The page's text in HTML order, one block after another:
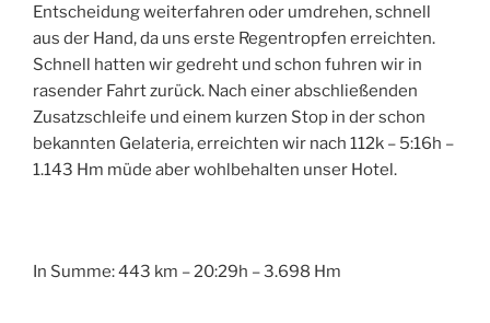
Entscheidung weiterfahren oder umdrehen, schnell
aus der Hand, da uns erste Regentropfen erreichten.
Schnell hatten wir gedreht und schon fuhren wir in
rasender Fahrt zurück. Nach einer abschließenden
Zusatzschleife und einem kurzen Stop in der schon
bekannten Gelateria, erreichten wir nach 112k – 5:16h –
1.143 Hm müde aber wohlbehalten unser Hotel.
In Summe: 443 km – 20:29h – 3.698 Hm